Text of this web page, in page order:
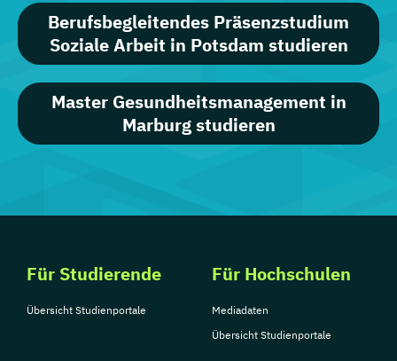
Berufsbegleitendes Präsenzstudium
Soziale Arbeit in Potsdam studieren
Master Gesundheitsmanagement in
Marburg studieren
Für Studierende
Übersicht Studienportale
Für Hochschulen
Mediadaten
Übersicht Studienportale